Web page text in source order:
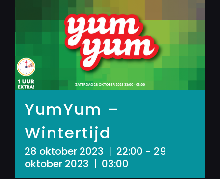
YumYum –
Wintertijd
28 oktober 2023 | 22:00 - 29
oktober 2023 | 03:00